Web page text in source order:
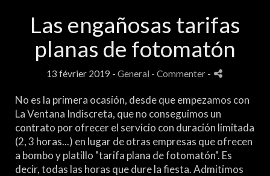
Las engañosas tarifas
planas de fotomatón
13 février 2019 - General - Commenter -
No es la primera ocasión, desde que empezamos con
La Ventana Indiscreta, que no conseguimos un
contrato por ofrecer el servicio con duración limitada
(2, 3 horas...) en lugar de otras empresas que ofrecen
a bombo y platillo "tarifa plana de fotomatón". Es
decir, todas las horas que dure la fiesta. Admitimos